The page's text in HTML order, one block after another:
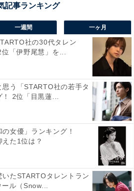
里伊根」は、伊根湾沿いに並ぶ独
展望台が併設された、ロケーシ
。湾を見下ろすレストランや地元
うお土産店があり、新鮮な海の幸
情ある景観を楽しめます。舟屋
がらゆったりと過ごす時間は、ま
ごみ）。ドライブの途中に立ち寄
っくりと散策するもよしの、癒
屋の風景は唯一無二だからで
県）、「海に浮かぶような舟屋の
ひとりでも心が落ち着くから」
、「絶景と海の幸を楽しみたいか
一週間 一ヶ月
社の30代タレン
「伊野尾慧」を...
う「STARTO社の若手タ
2位「目黒蓮...
女優」ランキング！
えた1位は？
たSTARTOタレントラン
ル（Snow...